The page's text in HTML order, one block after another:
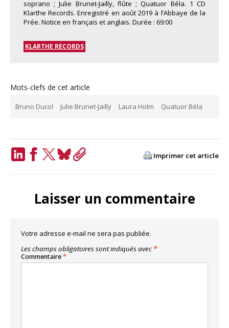
soprano ; Julie Brunet-Jailly, flûte ; Quatuor Béla. 1 CD
Klarthe Records. Enregistré en août 2019 à l’Abbaye de la
Prée. Notice en français et anglais. Durée : 69:00
KLARTHE RECORDS
Mots-clefs de cet article
Bruno Ducol Julie Brunet-Jailly Laura Holm Quatuor Béla
Imprimer cet article
Laisser un commentaire
Votre adresse e-mail ne sera pas publiée.
Les champs obligatoires sont indiqués avec *
Commentaire*